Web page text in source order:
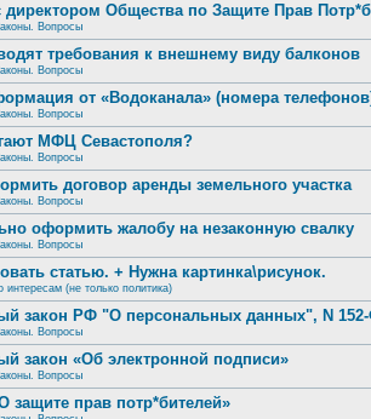
директором Общества по Защите Прав
Вопросы
требования к внешнему виду балконов
Вопросы
от «Водоканала» (номера
Вопросы
МФЦ Севастополя?
Вопросы
договор аренды земельного участка
Вопросы
оформить жалобу на незаконную свалку
Вопросы
статью. + Нужна картинка\рисунок.
интересам (не только политика)
закон РФ "О персональных данных", N
Вопросы
закон «Об электронной подписи»
Вопросы
защите прав потр*бителей»